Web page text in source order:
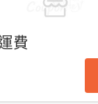
費